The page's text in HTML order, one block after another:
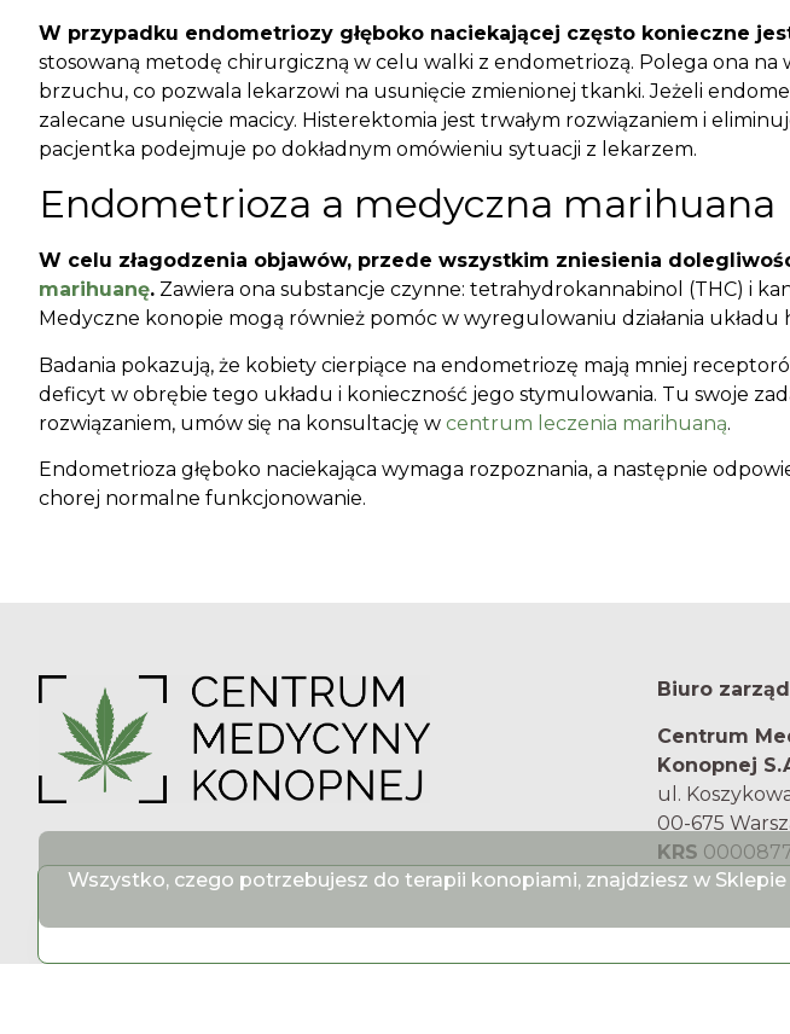
W przypadku endometriozy głęboko naciekającej często konieczne
stosowaną metodę chirurgiczną w celu walki z endometriozą. Polega ona
brzuchu, co pozwala lekarzowi na usunięcie zmienionej tkanki. Jeżeli
zalecane usunięcie macicy. Histerektomia jest trwałym rozwiązaniem i
pacjentka podejmuje po dokładnym omówieniu sytuacji z lekarzem.
Endometrioza a medyczna marihuana
W celu złagodzenia objawów, przede wszystkim zniesienia
marihuanę. Zawiera ona substancje czynne: tetrahydrokannabinol (THC) i
Medyczne konopie mogą również pomóc w wyregulowaniu działania układu
Badania pokazują, że kobiety cierpiące na endometriozę mają mniej
deficyt w obrębie tego układu i konieczność jego stymulowania. Tu swoje
rozwiązaniem, umów się na konsultację w centrum leczenia marihuaną.
Endometrioza głęboko naciekająca wymaga rozpoznania, a następnie
chorej normalne funkcjonowanie.
Biuro
Centrum
Konopnej
ul.
00-675
KRS
NIP
Wszystko, czego potrzebujesz do terapii konopiami, znajdziesz w Sklepie